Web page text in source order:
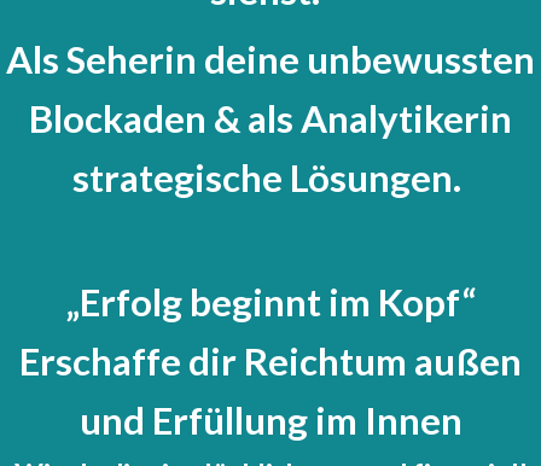
Als Seherin deine unbewussten
Blockaden & als Analytikerin
strategische Lösungen.
„Erfolg beginnt im Kopf“
Erschaffe dir Reichtum außen
und Erfüllung im Innen